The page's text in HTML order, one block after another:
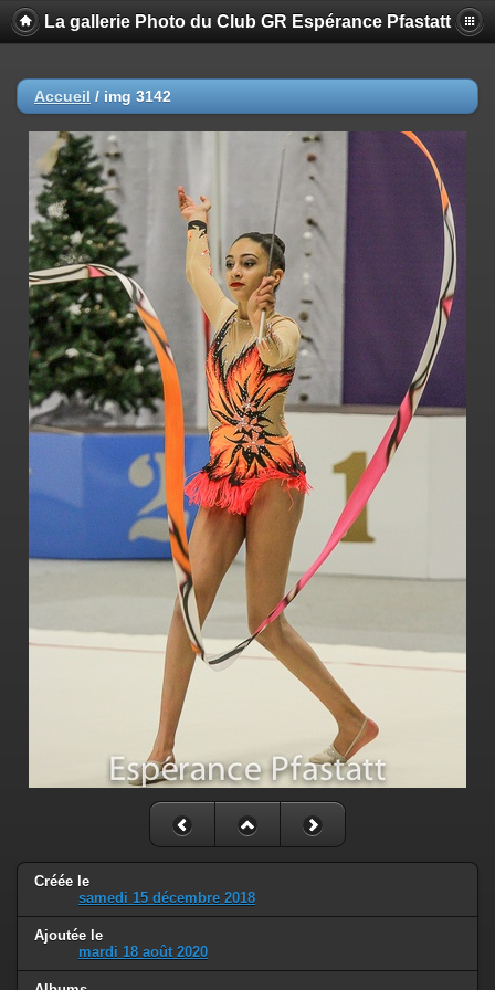
La gallerie Photo du Club GR Espérance Pfastatt
Accueil / img 3142
Créée le
samedi 15 décembre 2018
Ajoutée le
mardi 18 août 2020